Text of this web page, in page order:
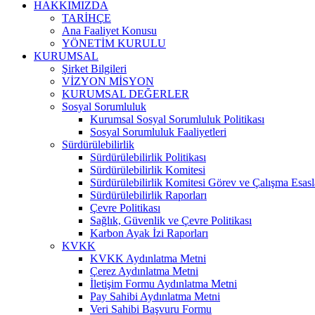
HAKKIMIZDA
TARİHÇE
Ana Faaliyet Konusu
YÖNETİM KURULU
KURUMSAL
Şirket Bilgileri
VİZYON MİSYON
KURUMSAL DEĞERLER
Sosyal Sorumluluk
Kurumsal Sosyal Sorumluluk Politikası
Sosyal Sorumluluk Faaliyetleri
Sürdürülebilirlik
Sürdürülebilirlik Politikası
Sürdürülebilirlik Komitesi
Sürdürülebilirlik Komitesi Görev ve Çalışma
Sürdürülebilirlik Raporları
Çevre Politikası
Sağlık, Güvenlik ve Çevre Politikası
Karbon Ayak İzi Raporları
KVKK
KVKK Aydınlatma Metni
Çerez Aydınlatma Metni
İletişim Formu Aydınlatma Metni
Pay Sahibi Aydınlatma Metni
Veri Sahibi Başvuru Formu